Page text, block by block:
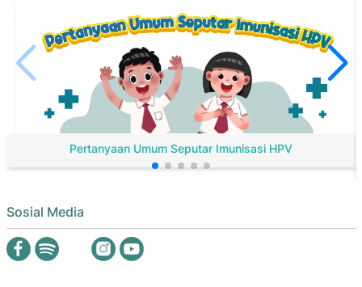
Pertanyaan Umum Seputar Imunisasi HPV
Sosial Media